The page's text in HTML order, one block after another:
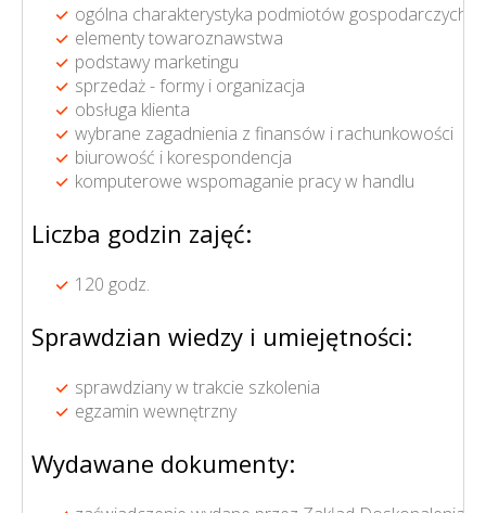
ogólna charakterystyka podmiotów gospodarczych
elementy towaroznawstwa
podstawy marketingu
sprzedaż - formy i organizacja
obsługa klienta
wybrane zagadnienia z finansów i rachunkowości
biurowość i korespondencja
komputerowe wspomaganie pracy w handlu
Liczba godzin zajęć:
120 godz.
Sprawdzian wiedzy i umiejętności:
sprawdziany w trakcie szkolenia
egzamin wewnętrzny
Wydawane dokumenty: